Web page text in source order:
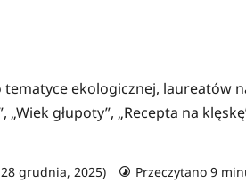
tematyce ekologicznej, laureatów
głupoty”, „Recepta na
grudnia, 2025) Przeczytano 9